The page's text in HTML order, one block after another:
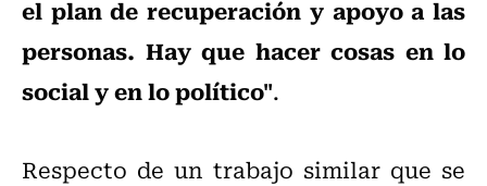
el plan de recuperación y apoyo a las
personas. Hay que hacer cosas en lo
social y en lo político".
Respecto de un trabajo similar que se